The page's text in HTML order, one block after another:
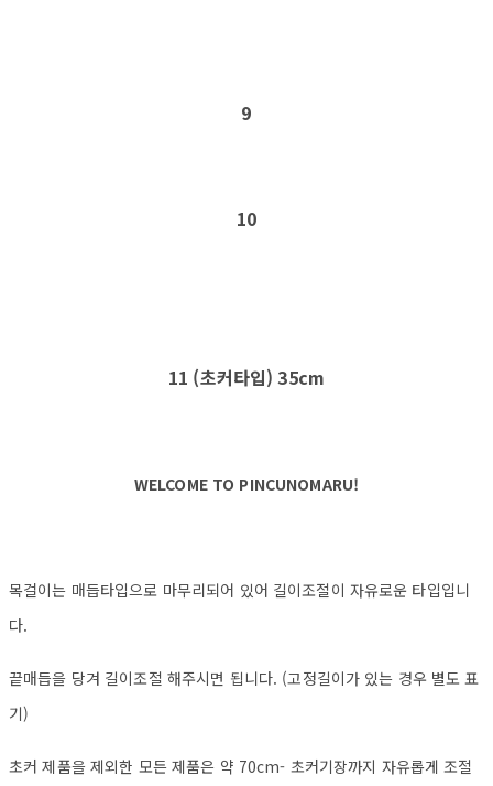
9
10
11 (초커타입) 35cm
WELCOME TO PINCUNOMARU!
목걸이는 매듭타입으로 마무리되어 있어 길이조절이 자유로운 타입입니
다.
끝매듭을 당겨 길이조절 해주시면 됩니다. (고정길이가 있는 경우 별도 표
기)
초커 제품을 제외한 모든 제품은 약 70cm- 초커기장까지 자유롭게 조절